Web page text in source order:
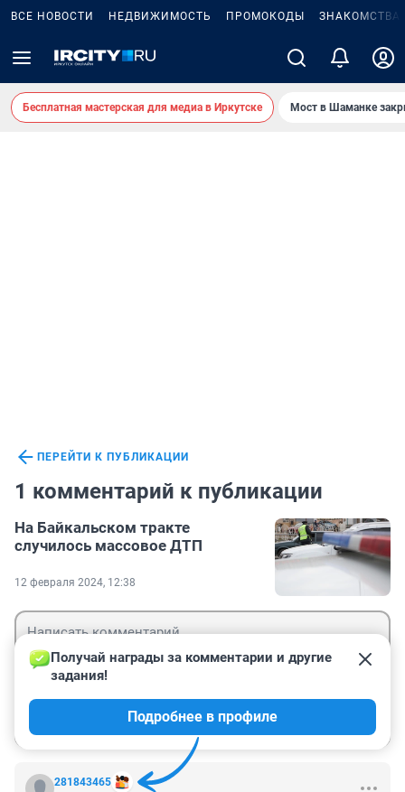
ВСЕ НОВОСТИ НЕДВИЖИМОСТЬ ПРОМОКОДЫ ЗНАКОМСТВА
Бесплатная мастерская для медиа в Иркутске Мост в Шаманке
ПЕРЕЙТИ К ПУБЛИКАЦИИ
1 комментарий к публикации
На Байкальском тракте
случилось массовое ДТП
12 февраля 2024, 12:38
281843465
Получай награды за комментарии и другие
задания!
Подробнее в профиле